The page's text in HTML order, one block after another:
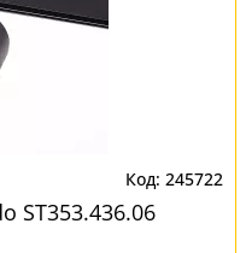
245722
ST353.436.06